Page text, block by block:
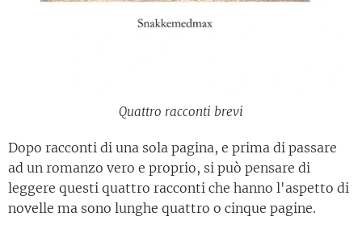
Quattro racconti brevi
Dopo racconti di una sola pagina, e prima di passare
ad un romanzo vero e proprio, si può pensare di
leggere questi quattro racconti che hanno l'aspetto di
novelle ma sono lunghe quattro o cinque pagine.